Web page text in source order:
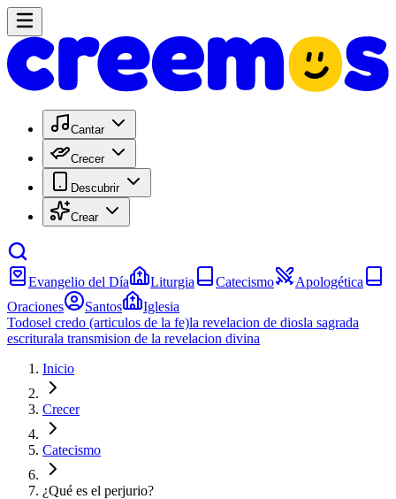
Cantar
Crecer
Descubrir
Crear
Evangelio del Día Liturgia Catecismo
Apologética
Oraciones
Santos
Iglesia
Todosel credo (articulos de la fe)la revelacion de diosla sagrada
escriturala transmision de la revelacion divina
Inicio
Crecer
Catecismo
¿Qué es el perjurio?